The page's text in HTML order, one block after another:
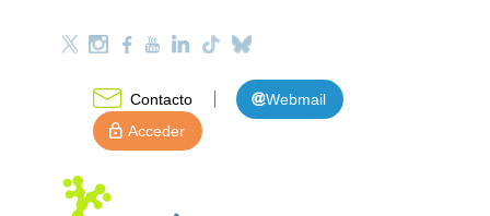
Contacto
Webmail
Acceder